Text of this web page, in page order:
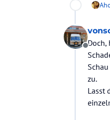
Offline
Doch,
zu.
Lasst